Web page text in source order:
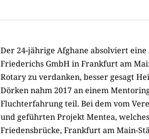
Der 24-jährige Afghane absolviert
Friederichs GmbH in Frankfurt am
Rotary zu verdanken, besser gesagt
Dörken nahm 2017 an einem
Fluchterfahrung teil. Bei dem vom
und geführten Projekt Mentea,
Friedensbrücke, Frankfurt am Main-